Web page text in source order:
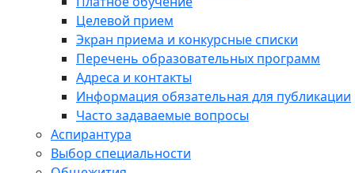
Целевой прием
Экран приема и конкурсные списки
Перечень образовательных программ
Адреса и контакты
Информация обязательная для публикации
Часто задаваемые вопросы
Аспирантура
Выбор специальности